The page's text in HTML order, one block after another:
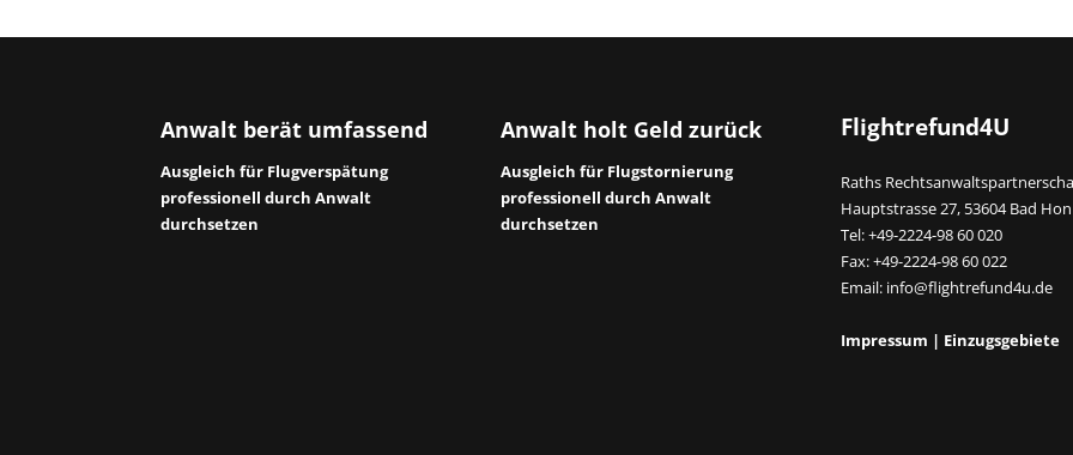
Anwalt berät umfassend
Ausgleich für Flugverspätung
professionell durch Anwalt
durchsetzen
Anwalt holt Geld zurück
Ausgleich für Flugstornierung
professionell durch Anwalt
durchsetzen
Flightrefund4U
Raths
Hauptstrasse 27, 53604 Bad
Tel: +49-2224-98 60 020
Fax: +49-2224-98 60 022
Email: info@flightrefund4u.de
Impressum | Einzugsgebiete